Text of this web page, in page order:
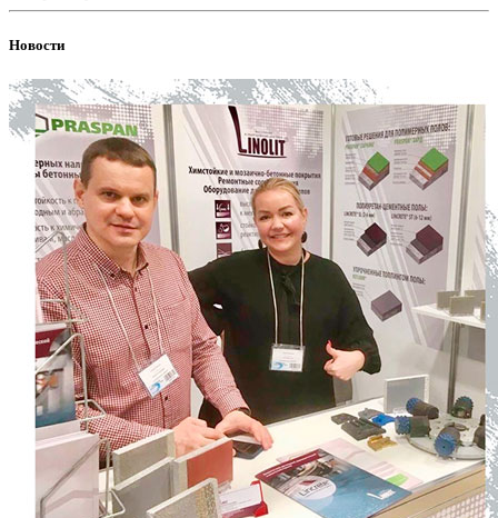
Новости